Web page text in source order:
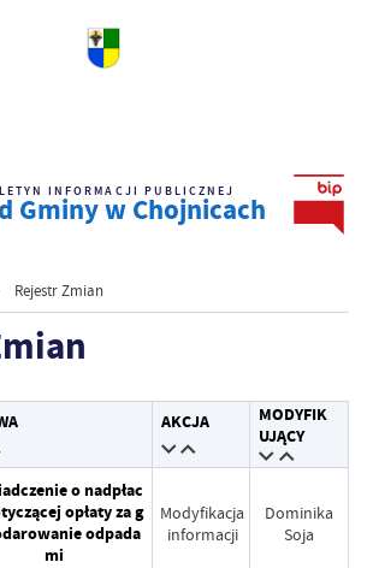
INFORMACJI PUBLICZNEJ
Gminy w Chojnicach
Rejestr Zmian
AKCJA
MODYFIK
UJĄCY
o nadpłac
opłaty za g
odpada
mi
Modyfikacja
informacji
Dominika
Soja